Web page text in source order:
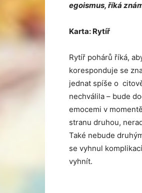
egoismus, říká
Karta: Rytíř
Rytíř pohárů říká,
koresponduje se
jednat spíše o
nechválila – bude
emocemi v
stranu druhou,
Také nebude
se vyhnul
vyhnít.